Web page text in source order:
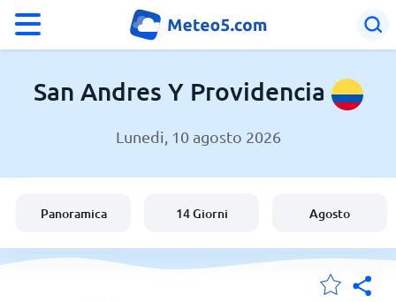
°F °C
Meteo in San Andres Y Providencia
Italia
San Andres Y Providencia
Lunedi, 10 agosto 2026
Panoramica 14 Giorni Agosto